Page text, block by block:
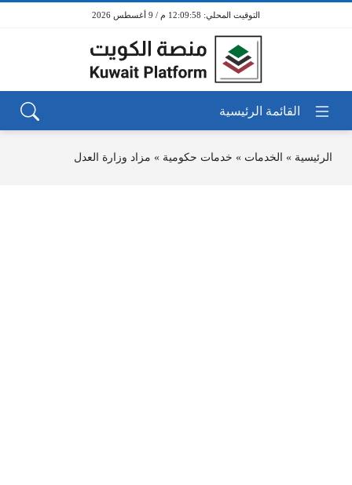
12:09:58 م / 9 أغسطس 2026
الرئيسية » الخدمات » خدمات حكومية » مزاد وزارة العدل